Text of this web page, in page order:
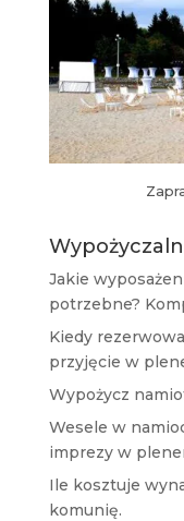
Jakie
potrzebne?
Kiedy
przyjęcie w
Wypożycz
Wesele w
imprezy w
Ile kosztuje
komunię.